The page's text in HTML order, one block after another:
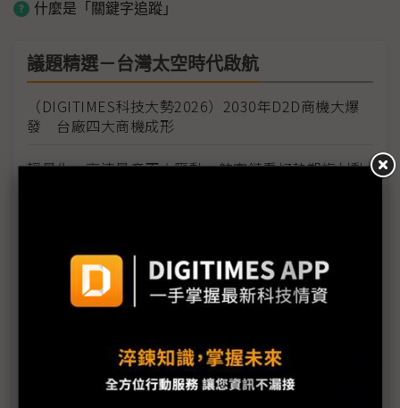
什麼是「關鍵字追蹤」
議題精選－台灣太空時代啟航
（DIGITIMES科技大勢2026）2030年D2D商機大爆
發 台廠四大商機成形
輕量化、高速量產兩大驅動 航空鏈看好熱塑複材動
亞馬遜接力Starlink卡位太空 台PCB廠再迎衛星板
出貨動能
創未來「鐘雀1號」隨福八升空 有望補足台戰術通